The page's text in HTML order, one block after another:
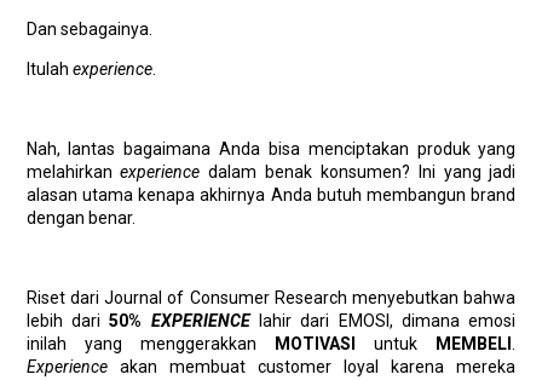
Dan sebagainya.
Itulah experience.
Nah, lantas bagaimana Anda bisa menciptakan produk yang
melahirkanexperience dalam benak konsumen? Ini yang jadi
alasan utama kenapa akhirnya Anda butuh membangun brand
dengan benar.
Riset dari Journal of Consumer Research menyebutkan bahwa
lebih dari50% EXPERIENCElahir dari EMOSI, dimana emosi
inilah yang menggerakkan
MOTIVASI untuk MEMBELI
Experienceakan membuat customer loyal karena mereka